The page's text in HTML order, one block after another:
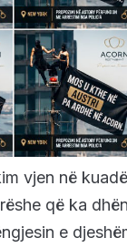
vjen në
që ka
e